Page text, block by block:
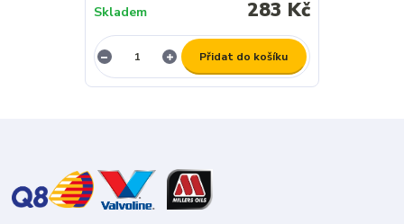
283 Kč
Skladem
Přidat do košíku